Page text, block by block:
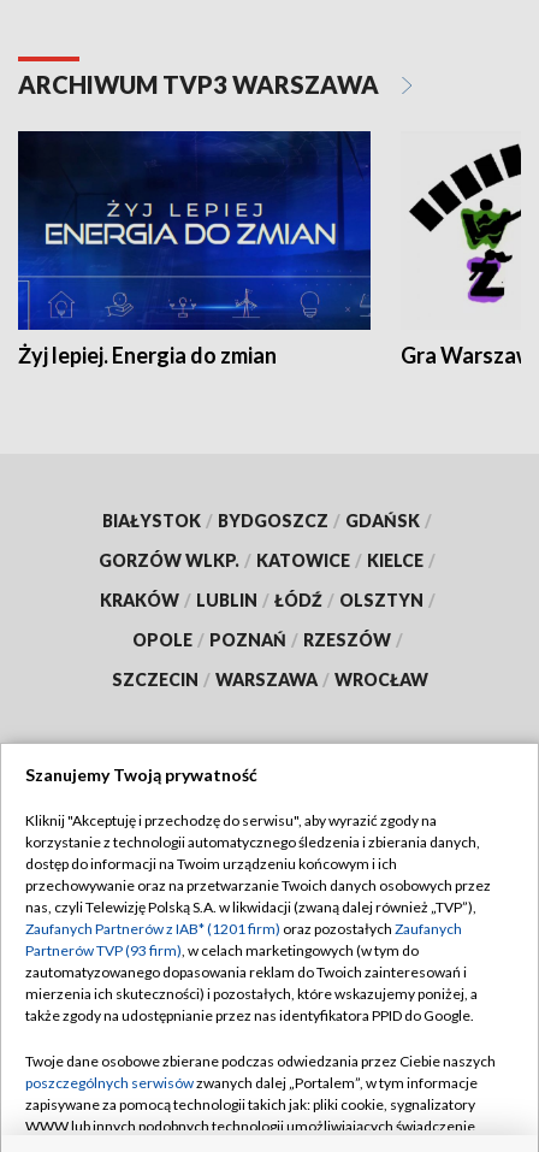
ARCHIWUM TVP3 WARSZAWA
Żyj lepiej. Energia do zmian Gra
BIAŁYSTOK / BYDGOSZCZ / GDAŃSK /
GORZÓW WLKP. / KATOWICE / KIELCE /
KRAKÓW / LUBLIN / ŁÓDŹ / OLSZTYN /
OPOLE / POZNAŃ / RZESZÓW /
SZCZECIN / WARSZAWA / WROCŁAW
TVP
Abonament TVP
Emisja w TVP
Centrum informacji TVP
Naziemna Telewizja Cyfrowa
Rada Programowa
System NOS
Regulamin TVP
Polityka prywatności
Moje zgody
Pomoc
Kontakt
Szanujemy Twoją prywatność
Kliknij "Akceptuję i przechodzę do serwisu", aby wyrazić zgody na
korzystanie z technologii automatycznego śledzenia i zbierania danych,
dostęp do informacji na Twoim urządzeniu końcowym i ich
przechowywanie oraz na przetwarzanie Twoich danych osobowych przez
nas, czyli Telewizję Polską S.A. w likwidacji (zwaną dalej również „TVP”),
Zaufanych Partnerów z IAB* (1201 firm) oraz pozostałych Zaufanych
Partnerów TVP (93 firm), w celach marketingowych (w tym do
zautomatyzowanego dopasowania reklam do Twoich zainteresowań i
mierzenia ich skuteczności) i pozostałych, które wskazujemy poniżej, a
także zgody na udostępnianie przez nas identyfikatora PPID do Google.
Twoje dane osobowe zbierane podczas odwiedzania przez Ciebie naszych
poszczególnych serwisówzwanych dalej „Portalem”, w tym informacje
zapisywane za pomocą technologii takich jak: pliki cookie, sygnalizatory
WWW lub innych podobnych technologii umożliwiających świadczenie